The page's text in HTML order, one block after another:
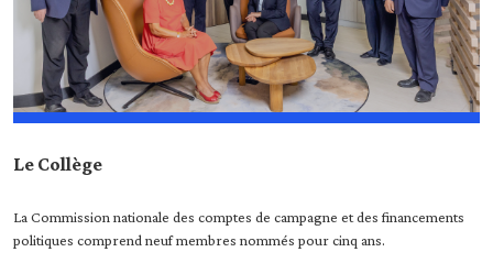
Le Collège
La Commission nationale des comptes de campagne et des financements
politiques comprend neuf membres nommés pour cinq ans.